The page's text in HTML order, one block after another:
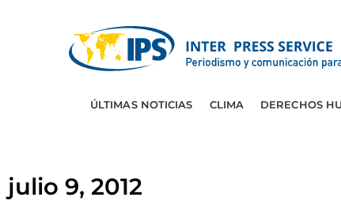
ÚLTIMAS NOTICIAS CLIMA DERECHOS
julio 9, 2012